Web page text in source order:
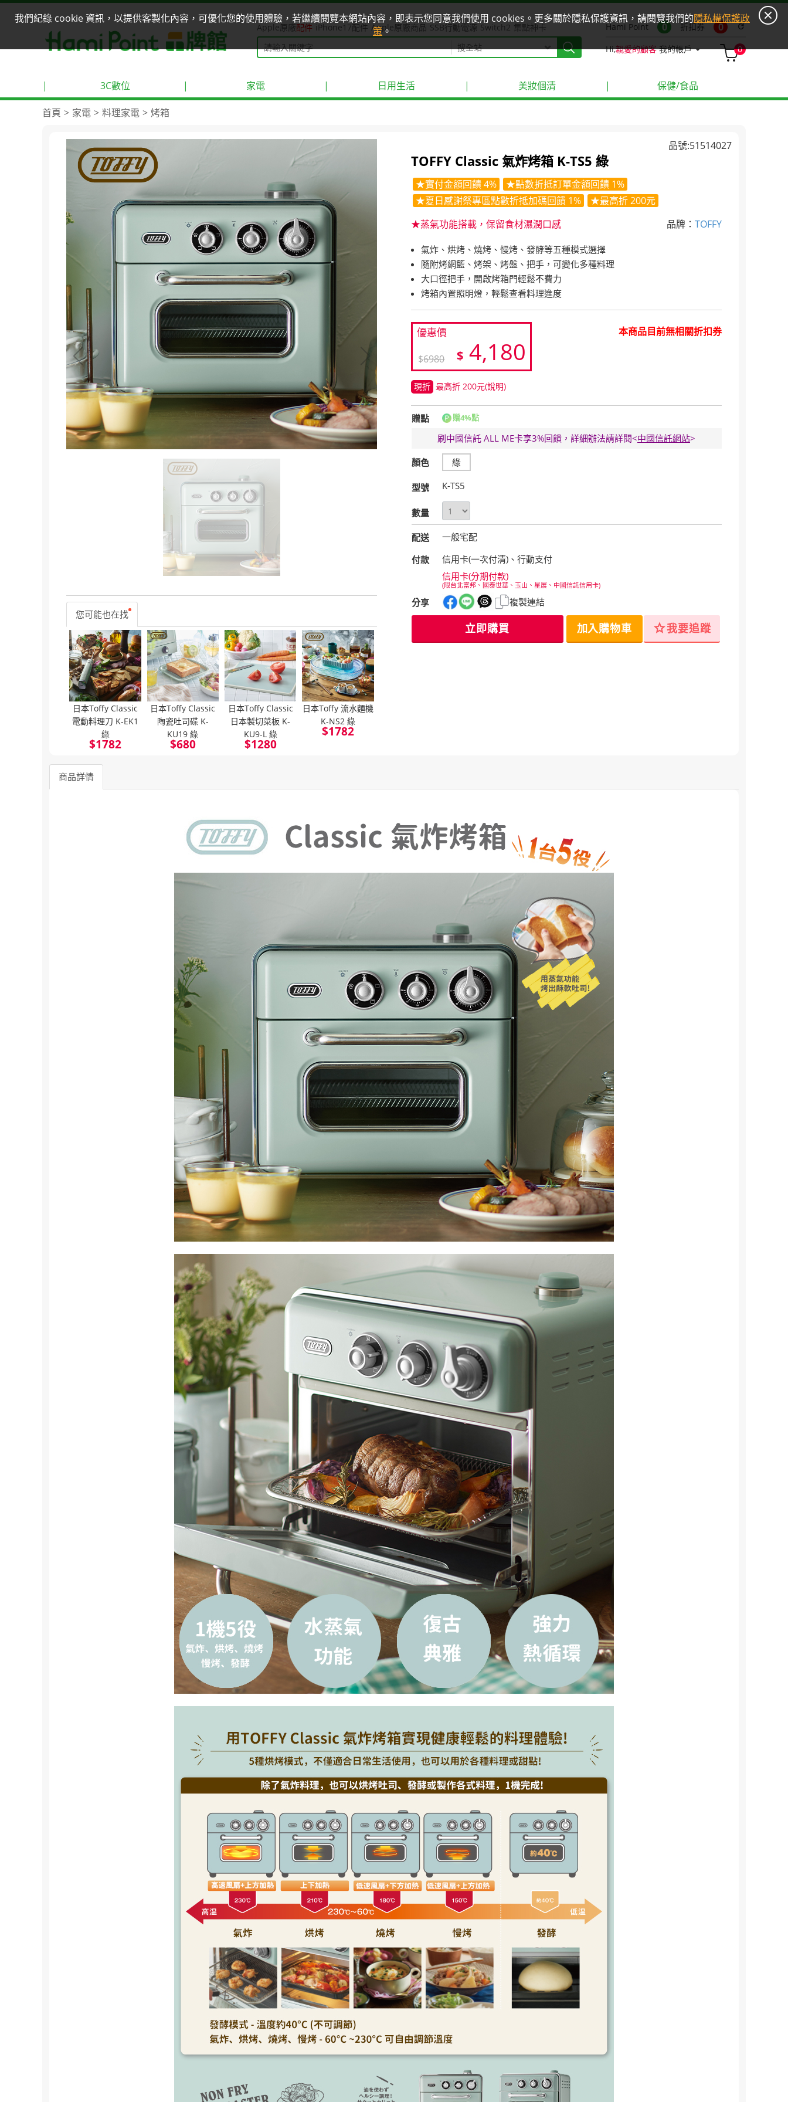
我們紀錄 cookie 資訊，以提供客製化內容，可優化您的使用體驗，若繼續閱覽本網站內容，即表示您同意我們使用 cookies。更多關於隱私保護資訊，請閱覽我們的隱私權保護政
策。
Apple原廠配件 iPhone17配件 Apple原廠商品 SSB行動電源 Switch2 集點神卡 Hami Point 0 折扣券 0 refresh
Hi,親愛的顧客 我的帳戶 0
| 3C數位 | 家電 | 日用生活 | 美妝個清 | 保健/食品
首頁 家電 料理家電 烤箱
品號:51514027
您可能也在找
日本Toffy Classic
電動料理刀 K-EK1
綠
$1782
日本Toffy Classic
陶瓷吐司碟 K-
KU19 綠
$680
日本Toffy Classic
日本製切菜板 K-
KU9-L 綠
$1280
日本Toffy 流水麵機
K-NS2 綠
$1782
TOFFY Classic 氣炸烤箱 K-TS5 綠
★實付金額回饋 4%
★點數折抵訂單金額回饋 1%
★夏日感謝祭專區點數折抵加碼回饋 1%
★最高折 200元
★蒸氣功能搭載，保留食材濕潤口感
品牌： TOFFY
氣炸、烘烤、燒烤、慢烤、發酵等五種模式選擇
隨附烤網籃、烤架、烤盤、把手，可變化多種料理
大口徑把手，開啟烤箱門輕鬆不費力
烤箱內置照明燈，輕鬆查看料理進度
優惠價
$4,180
$6980
本商品目前無相關折扣券
現折 最高折 200元(說明)
贈點 贈4%點
刷中國信託 ALL ME卡享3%回饋，詳細辦法請詳閱<中國信託網站>
顏色 綠
型號 K-TS5
數量
配送
一般宅配
付款
信用卡(一次付清)、行動支付
信用卡(分期付款)
(限台北富邦、國泰世華、玉山、星展、中國信託信用卡)
分享 複製連結
立即購買 加入購物車 star我要追蹤
商品詳情